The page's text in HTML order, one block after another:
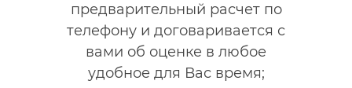
предварительный расчет по
телефону и договаривается с
вами об оценке в любое
удобное для Вас время;